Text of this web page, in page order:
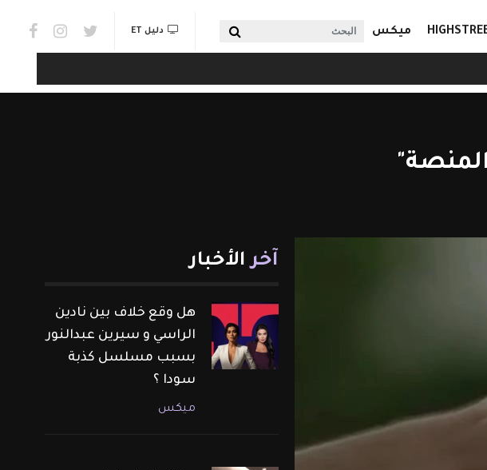
ميكس البحث links & Watch
دليل ET
آخر الأخبار
هل وقع خلاف بين نادين
الراسي و سيرين عبدالنور
بسبب مسلسل كذبة
سودا ؟
ميكس